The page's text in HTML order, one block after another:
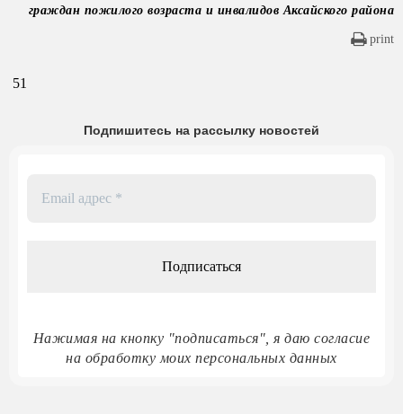
граждан пожилого возраста и инвалидов Аксайского района
print
51
Подпишитесь на рассылку новостей
Нажимая на кнопку "подписаться", я даю согласие
на обработку моих персональных данных